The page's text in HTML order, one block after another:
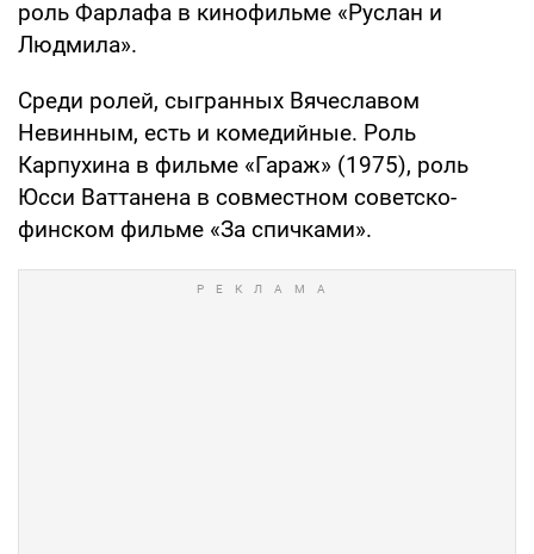
роль Фарлафа в кинофильме «Руслан и
Людмила».
Среди ролей, сыгранных Вячеславом
Невинным, есть и комедийные. Роль
Карпухина в фильме «Гараж» (1975), роль
Юсси Ваттанена в совместном советско-
финском фильме «За спичками».